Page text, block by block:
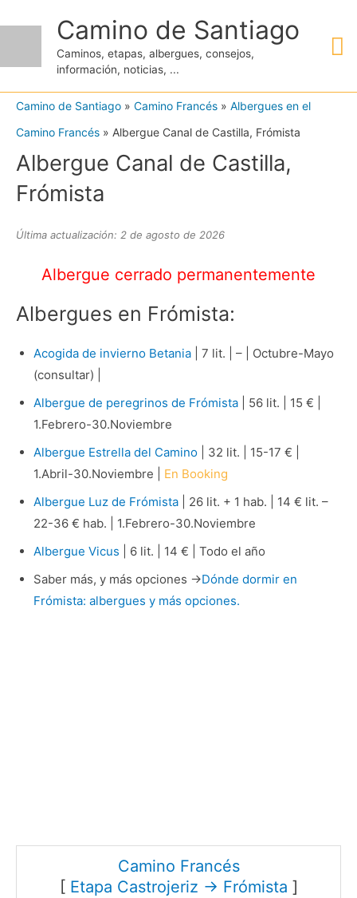
contenido
Camino de Santiago
Caminos, etapas, albergues, consejos,
información, noticias, ...
Camino de Santiago » Camino Francés » Albergues en el
Camino Francés » Albergue Canal de Castilla, Frómista
Albergue Canal de Castilla,
Frómista
Última actualización: 2 de agosto de 2026
Albergue cerrado permanentemente
Albergues en Frómista:
Acogida de invierno Betania| 7 lit. | – | Octubre-Mayo
(consultar) |
Albergue de peregrinos de Frómista| 56 lit. | 15 € |
1.Febrero-30.Noviembre
Albergue Estrella del Camino| 32 lit. | 15-17 € |
1.Abril-30.Noviembre | En Booking
Albergue Luz de Frómista| 26 lit. + 1 hab. | 14 € lit. –
22-36 € hab. | 1.Febrero-30.Noviembre
Albergue Vicus | 6 lit. | 14 € | Todo el año
Saber más, y más opciones →Dónde dormir en
Frómista: albergues y más opciones.
Camino Francés
[ Etapa Castrojeriz → Frómista ]